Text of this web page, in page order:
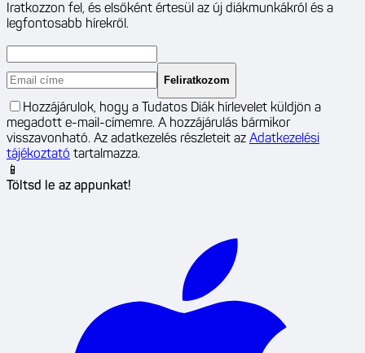
Iratkozzon fel, és elsőként értesül az új diákmunkákról és a
legfontosabb hírekről.
Feliratkozom
Hozzájárulok, hogy a Tudatos Diák hírlevelet küldjön a
megadott e-mail-címemre. A hozzájárulás bármikor
visszavonható. Az adatkezelés részleteit az Adatkezelési
tájékoztató tartalmazza.
📱
Töltsd le az appunkat!